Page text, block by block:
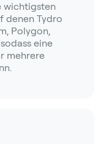
wichtigsten
denen Tydro
Polygon,
eine
mehrere